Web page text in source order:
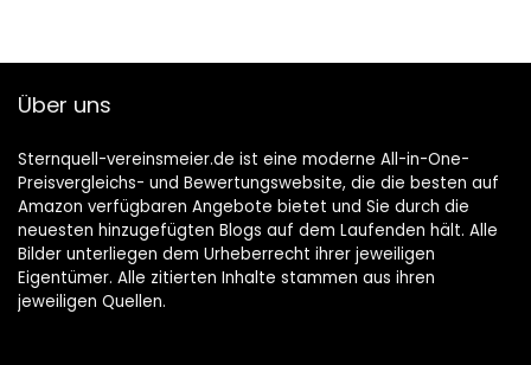
Über uns
Sternquell-vereinsmeier.de ist eine moderne All-in-One-
Preisvergleichs- und Bewertungswebsite, die die besten auf
Amazon verfügbaren Angebote bietet und Sie durch die
neuesten hinzugefügten Blogs auf dem Laufenden hält. Alle
Bilder unterliegen dem Urheberrecht ihrer jeweiligen
Eigentümer. Alle zitierten Inhalte stammen aus ihren
jeweiligen Quellen.